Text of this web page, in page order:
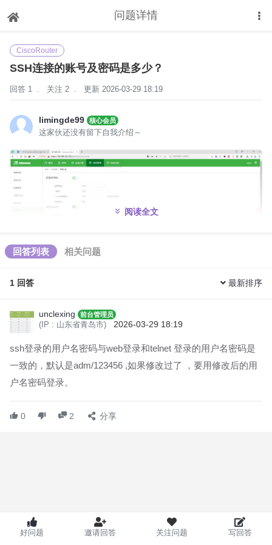
问题详情
下拉刷新
CiscoRouter
SSH连接的账号及密码是多少？
回答 1 . 关注 2 . 更新 2026-03-29 18:19
limingde99 核心会员
这家伙还没有留下自我介绍～
试过adm/123456 pyuser/序列号都试过了。都不行。
阅读全文
回答列表 相关问题
1 回答 最新排序
unclexing 前台管理员
(IP : 山东省青岛市) 2026-03-29 18:19
ssh登录的用户名密码与web登录和telnet 登录的用户名密码是
一致的，默认是adm/123456 ,如果修改过了 ，要用修改后的用
户名密码登录。
0 2 分享
好问题 邀请回答 关注问题 写回答